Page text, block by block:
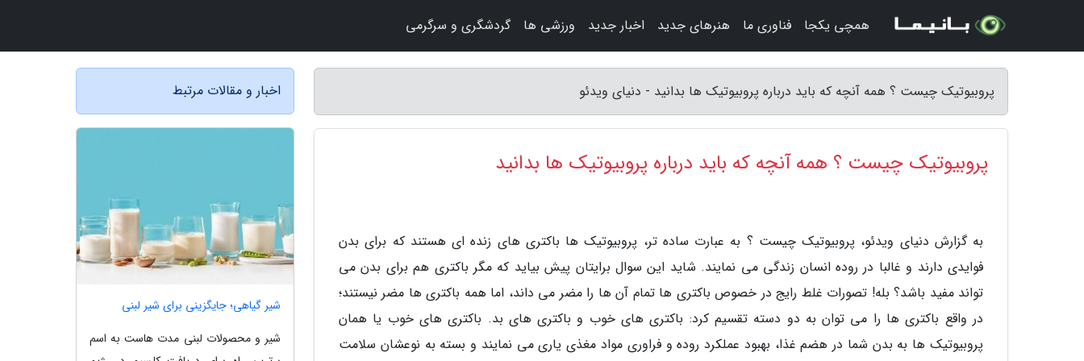
پروبیوتیک چیست ؟ همه آنچه که باید درباره پروبیوتیک ها بدانید - دنیای ویدئو
پروبیوتیک چیست ؟ همه آنچه که باید درباره پروبیوتیک ها بدانید
به گزارش دنیای ویدئو، پروبیوتیک چیست ؟ به عبارت ساده تر، پروبیوتیک ها باکتری های زنده ای هستند که برای بدن
فوایدی دارند و غالبا در روده انسان زندگی می نمایند. شاید این سوال برایتان پیش بیاید که مگر باکتری هم برای بدن می
تواند مفید باشد؟ بله! تصورات غلط رایج در خصوص باکتری ها تمام آن ها را مضر می داند، اما همه باکتری ها مضر نیستند؛
در واقع باکتری ها را می توان به دو دسته تقسیم کرد: باکتری های خوب و باکتری های بد. باکتری های خوب یا همان
پروبیوتیک ها به بدن شما در هضم غذا، بهبود عملکرد روده و فراوری مواد مغذی یاری می نمایند و بسته به نوعشان سلامت
اخبار و مقالات مرتبط
شیر گیاهی؛ جایگزینی برای شیر لبنی
شیر و محصولات لبنی مدت هاست به اسم
همچی یکجا فناوری ما هنرهای جدید اخبار جدید ورزشی ها گردشگری و سرگرمی